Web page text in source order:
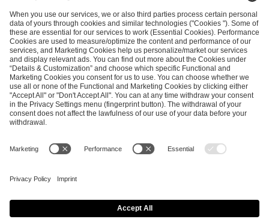
SEND MESSAGE
CAREER MEDIA RIGHTS
Imprint
Privacy Policy Cookie Policy
Terms of Use